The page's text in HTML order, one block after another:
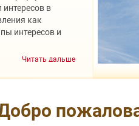
интересов в
как
интересов и
Читать дальше